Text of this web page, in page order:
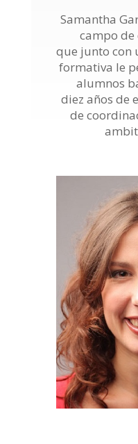
Samantha
campo
que junto con
formativa le
alumnos
diez años de
de